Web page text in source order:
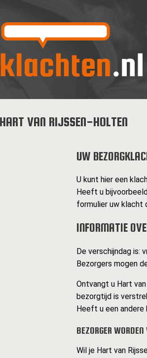
VAN RIJSSEN-HOLTEN
UW
U kunt hier een
Heeft u
formulier uw klacht
INFORMATIE
De verschijndag is:
Bezorgers mogen
Ontvangt u Hart
bezorgtijd is
Heeft u een
BEZORGER
Wil je Hart van